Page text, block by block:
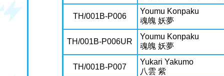
TH/001B-P006
Youmu Konpaku
魂魄 妖夢
TH/001B-P006UR
Youmu Konpaku
魂魄 妖夢
TH/001B-P007
Yukari Yakumo
八雲 紫